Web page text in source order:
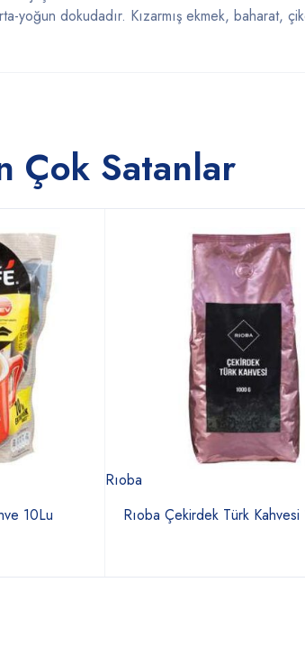
dokudadır. Kızarmış ekmek, baharat,
Çok Satanlar
10Lu
Rıoba
Rıoba Çekirdek Türk Kahvesi